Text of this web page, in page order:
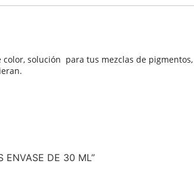
solución para tus mezclas de
ENVASE DE 30 ML”